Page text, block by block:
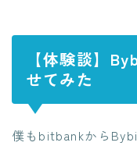
【体験談】
せてみた
僕もbitbankから